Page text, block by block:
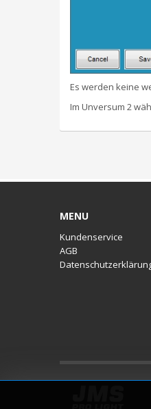
Es werden keine
Im Unversum 2
MENU
Kundenservice
AGB